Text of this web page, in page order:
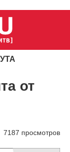
от
7187 просмотров